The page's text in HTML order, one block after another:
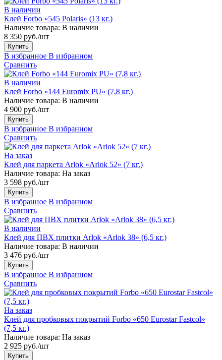
В наличии
Клей Forbo «545 Polaris» (13 кг.)
Наличие товара: В наличии
8 350 руб./шт
Купить
В избранное В избранном
Сравнить
В наличии
Клей Forbo «144 Euromix PU» (7,8 кг.)
Наличие товара: В наличии
4 900 руб./шт
Купить
В избранное В избранном
Сравнить
На заказ
Клей для паркета Arlok «Arlok 52» (7 кг.)
Наличие товара: На заказ
3 598 руб./шт
Купить
В избранное В избранном
Сравнить
В наличии
Клей для ПВХ плитки Arlok «Arlok 38» (6,5 кг.)
Наличие товара: В наличии
3 476 руб./шт
Купить
В избранное В избранном
Сравнить
На заказ
Клей для пробковых покрытий Forbo «650 Eurostar Fastcol»
(7,5 кг.)
Наличие товара: На заказ
2 925 руб./шт
Купить